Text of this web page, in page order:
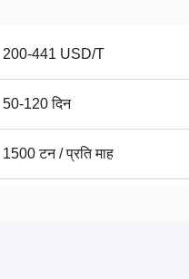
200-441 USD/T
50-120 दिन
1500 टन / प्रति माह